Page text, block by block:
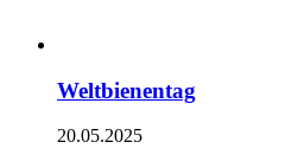
Weltbienentag
20.05.2025